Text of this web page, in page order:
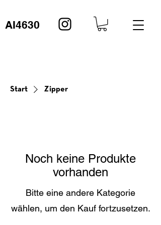
AI4630
Start Zipper
Noch keine Produkte
vorhanden
Bitte eine andere Kategorie
wählen, um den Kauf fortzusetzen.